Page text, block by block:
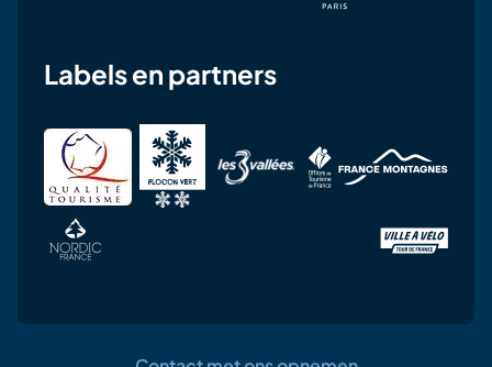
Labels en partners